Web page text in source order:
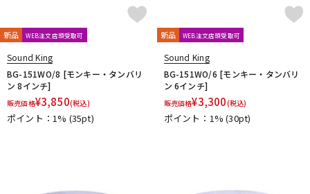
新品 WEB注文店頭受取可
Sound King
BG-151WO/8 [モンキー・タンバリ
ン 8インチ]
販売価格¥3,850(税込)
ポイント：1% (35pt)
新品 WEB注文店頭受取可
Sound King
BG-151WO/6 [モンキー・タンバリ
ン 6インチ]
販売価格¥3,300(税込)
ポイント：1%(30pt)